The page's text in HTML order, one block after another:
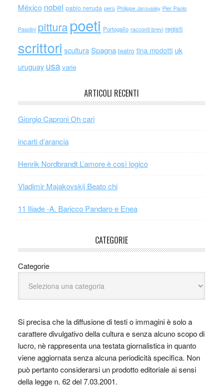
México nobel pablo neruda perù Philippe Jaroussky Pier Paolo
Pasolini pitturapoeti Portogallo racconti brevi registi
scrittori scultura Spagna teatro tina modotti uk
uruguay usa varie
ARTICOLI RECENTI
Giorgio Caproni Oh cari
incarti d’arancia
Henrik Nordbrandt L’amore è così logico
Vladimir Majakovskij Beato chi
11 Iliade -A. Baricco Pandaro e Enea
CATEGORIE
Categorie
Si precisa che la diffusione di testi o immagini è solo a
carattere divulgativo della cultura e senza alcuno scopo di
lucro, nè rappresenta una testata giornalistica in quanto
viene aggiornata senza alcuna periodicità specifica. Non
può pertanto considerarsi un prodotto editoriale ai sensi
della legge n. 62 del 7.03.2001.